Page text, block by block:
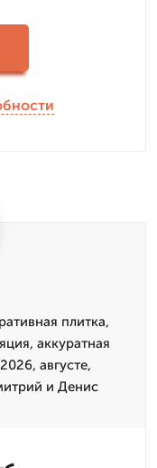
плитка,
аккуратная
августе,
и Денис